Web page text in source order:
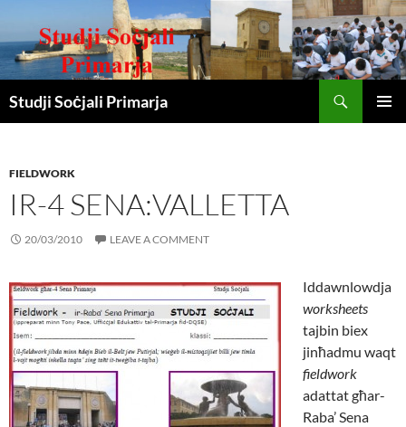
Studji Soċjali Primarja
FIELDWORK
IR-4 SENA:VALLETTA
20/03/2010 LEAVE A COMMENT
Iddawnlowdja
worksheets
tajbin biex
jinħadmu waqt
fieldwork
adattat għar-
Raba’ Sena